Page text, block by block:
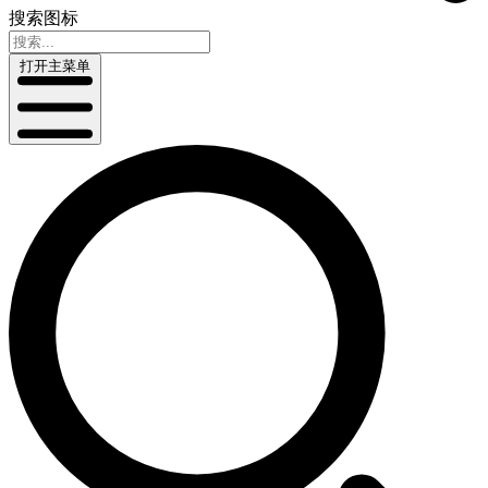
搜索图标
打开主菜单